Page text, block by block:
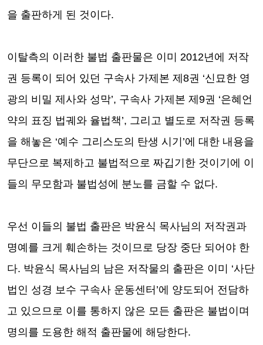
을 출판하게 된 것이다.
이탈측의 이러한 불법 출판물은 이미 2012년에 저작
권 등록이 되어 있던 구속사 가제본 제 8권 ‘신묘한 영
광의 비밀 제사와 성막’, 구속사 가제본 제 9권 ‘은혜언
약의 표징 법궤와 율법책’, 그리고 별도로 저작권 등록
을 해놓은 ‘예수 그리스도의 탄생 시기 ’에 대한 내용을
무단으로 복제하고 불법적으로 짜깁기한 것이기에 이
들의 무모함과 불법성에 분노를 금할 수 없다.
우선 이들의 불법 출판은 박윤식 목사님의 저작권과
명예를 크게 훼손하는 것이므로 당장 중단 되어야 한
다. 박윤식 목사님의 남은 저작물의 출판은 이미 ‘사단
법인 성경 보수 구속사 운동센터 ’에 양도되어 전담하
고 있으므로 이를 통하지 않은 모든 출판은 불법이며
명의를 도용한 해적 출판물에 해당한다.